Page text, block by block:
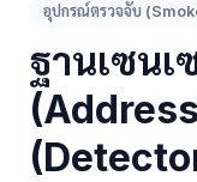
อุปกรณ์ตรวจจับ
ฐานเซน